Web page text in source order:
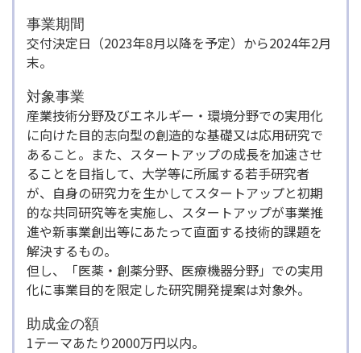
事業期間
交付決定日（2023年8月以降を予定）から2024年2月
末。
対象事業
産業技術分野及びエネルギー・環境分野での実用化
に向けた目的志向型の創造的な基礎又は応用研究で
あること。また、スタートアップの成長を加速させ
ることを目指して、大学等に所属する若手研究者
が、自身の研究力を生かしてスタートアップと初期
的な共同研究等を実施し、スタートアップが事業推
進や新事業創出等にあたって直面する技術的課題を
解決するもの。
但し、「医薬・創薬分野、医療機器分野」での実用
化に事業目的を限定した研究開発提案は対象外。
助成金の額
1テーマあたり2000万円以内。